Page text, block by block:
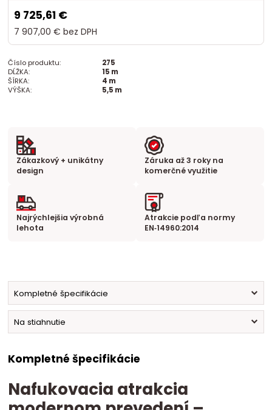
9 725,61 €
7 907,00 € bez DPH
Číslo produktu:
275
DĹŽKA:
15 m
ŠÍRKA:
4 m
VÝŠKA:
5,5 m
Zákazkový + unikátny
design
Záruka až 3 roky na
komerčné využitie
Najrýchlejšia výrobná
lehota
Atrakcie podľa normy
EN‑14960:2014
Kompletné špecifikácie
Na stiahnutie
Kompletné špecifikácie
Nafukovacia atrakcia